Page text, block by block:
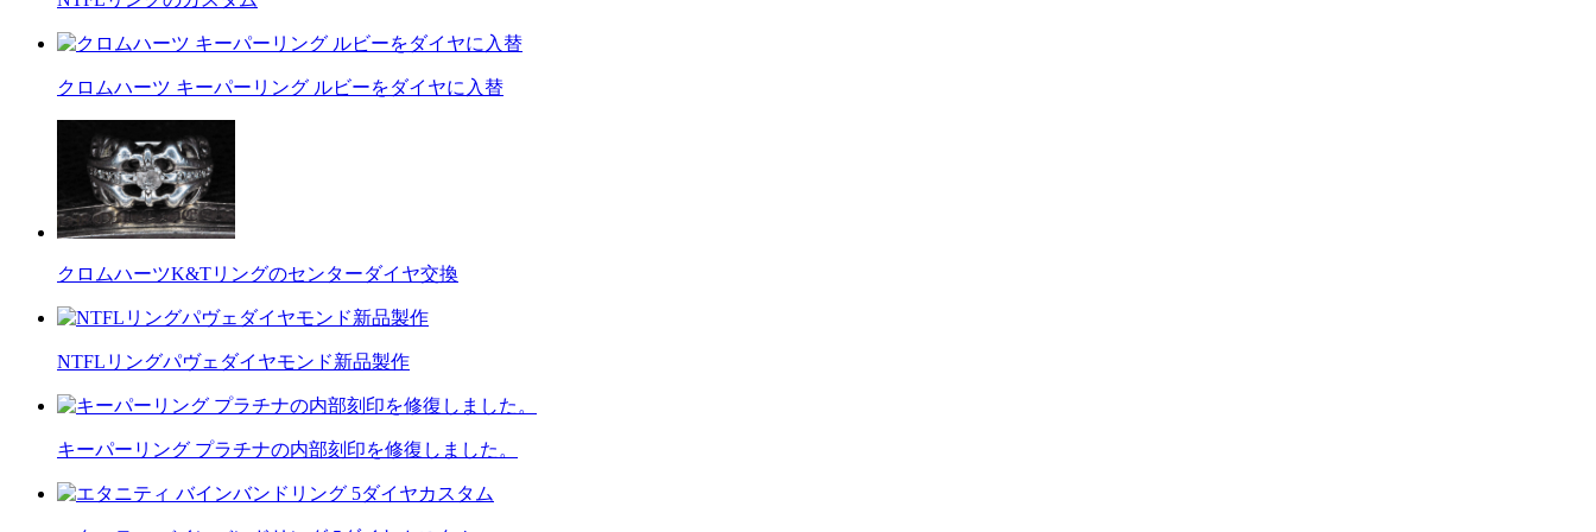
クロムハーツ キーパーリング ルビーをダイヤに入替
クロムハーツK&Tリングのセンターダイヤ交換
NTFLリングパヴェダイヤモンド新品製作
キーパーリング プラチナの内部刻印を修復しました。